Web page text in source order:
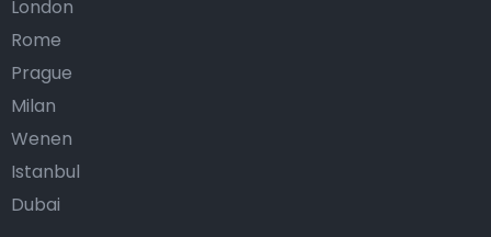
London
Rome
Prague
Milan
Wenen
Istanbul
Dubai